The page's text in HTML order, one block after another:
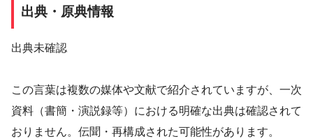
出典・原典情報
出典未確認
この言葉は複数の媒体や文献で紹介されていますが、一次
資料（書簡・演説録等）における明確な出典は確認されて
おりません。伝聞・再構成された可能性があります。